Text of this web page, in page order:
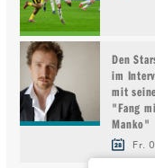
Den
im
mit
"Fang
Manko"
Fr.